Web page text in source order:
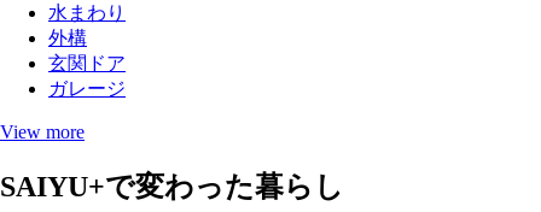
水まわり
外構
玄関ドア
ガレージ
View more
SAIYU+で変わった暮らし